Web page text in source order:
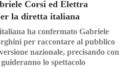
Corsi ed Elettra
la diretta italiana
ha confermato Gabriele
per raccontare al pubblico
nazionale, precisando con
lo spettacolo